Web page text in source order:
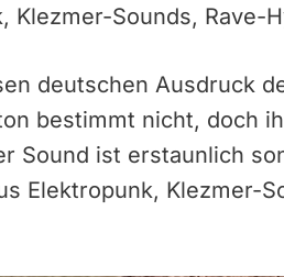
Klezmer-Sounds, Rave-
deutschen Ausdruck
bestimmt nicht, doch
Sound ist erstaunlich
Elektropunk, Klezmer-